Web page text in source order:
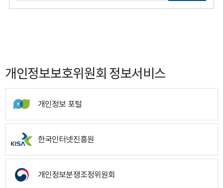
개인정보보호위원회 정보서비스
개인정보 포털
한국인터넷진흥원
개인정보분쟁조정위원회